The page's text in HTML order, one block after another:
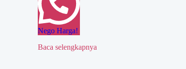
Nego Harga!
Baca selengkapnya